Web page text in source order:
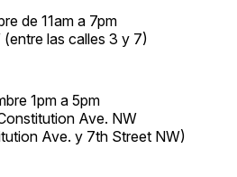
de 11am a 7pm
las calles 3 y 7)
1pm a 5pm
Ave. NW
Ave. y 7th Street NW)